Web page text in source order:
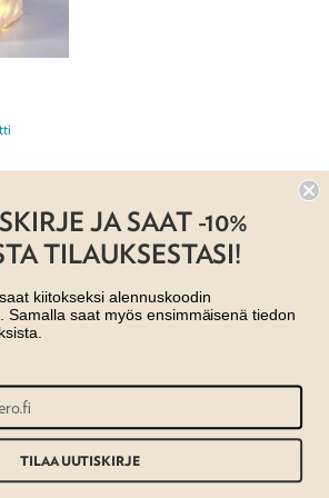
JA TOIMITUSEHDOT
Copyright 2026 ©Taito shop
JA SAAT -10%
TILAUKSESTASI!
kiitokseksi alennuskoodin
Samalla saat myös ensimmäisenä tiedon
TILAA UUTISKIRJE